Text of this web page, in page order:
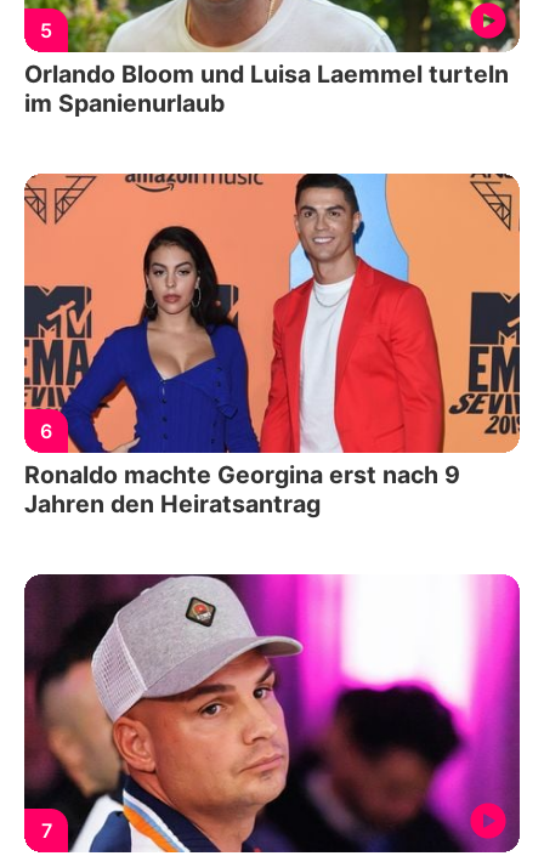
5
Orlando Bloom und Luisa Laemmel turteln
im Spanienurlaub
6
Ronaldo machte Georgina erst nach 9
Jahren den Heiratsantrag
7